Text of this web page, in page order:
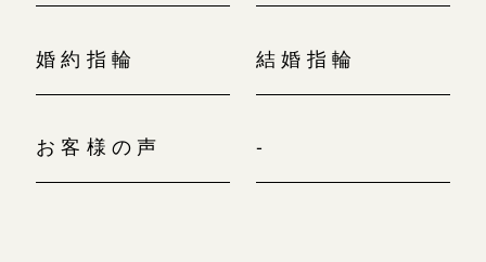
婚約指輪 結婚指輪
お客様の声 -